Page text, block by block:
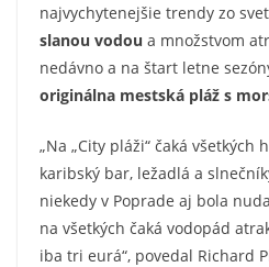
najvychytenejšie trendy zo
slanou vodou a množstvom
nedávno a na štart letne
originálna mestská pláž s
„Na „City pláži“ čaká všetkých
karibský bar, ležadlá a
niekedy v Poprade aj bola
na všetkých čaká vodopád
iba tri eurá“, povedal Richard